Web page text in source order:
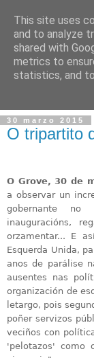
30 marzo 2015
O tripartito
O Grove, 30 de
a observar un
gobernante no
inauguracións,
orzamentar... E
Esquerda Unida,
anos de parálise
ausentes nas
organización de
letargo, pois
poñer servizos
veciños con
'pelotazos' como
This site uses
and to analyze
shared with
metrics to
statistics, and